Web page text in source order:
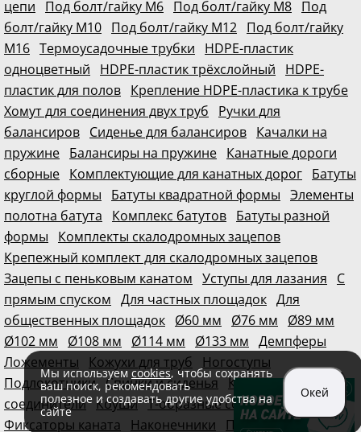
цепи
Под болт/гайку М6 Под болт/гайку М8 Под
болт/гайку М10 Под болт/гайку М12 Под болт/гайку
М16 Термоусадочные трубки
HDPE-пластик
одноцветный
HDPE-пластик трёхслойный
HDPE-
пластик для полов Крепление HDPE-пластика к трубе
Хомут для соединения двух труб
Ручки для
балансиров Сиденье для балансиров Качалки на
пружине Балансиры на пружине Канатные дороги
сборные Комплектующие для канатных дорог Батуты
круглой формы
Батуты квадратной формы Элементы
полотна батута
Комплекс батутов Батуты разной
формы
Комплекты скалодромных зацепов
Крепежный комплект для скалодромных зацепов
Зацепы с пеньковым канатом Уступы для лазания
С
прямым спуском Для частных площадок Для
общественных площадок Ø60 мм Ø76 мм
Ø89 мм
Ø102 мм
Ø108 мм Ø114 мм Ø133 мм Демпферы
Ложементы
Кожухи для труб
Ногоступы
Подлокотники Спинки и сиденья Крестообразные
соединители Коуши Т-образные соединители
Фиксаторы каната
Наконечники Прямые
Мы используемcookies, чтобы сохранять
ваш поиск, рекомендовать
полезное и создавать другие удобства на
сайте
Окей